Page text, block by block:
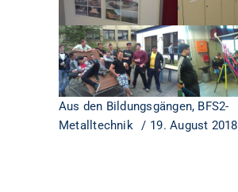
Aus den Bildungsgängen, BFS2-
Metalltechnik
19. August 2018